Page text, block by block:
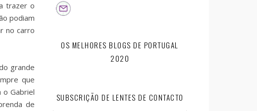
trazer o
podiam
no carro
grande
que
o Gabriel
de
OS MELHORES BLOGS DE PORTUGAL
2020
SUBSCRIÇÃO DE LENTES DE CONTACTO